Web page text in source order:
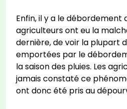
Enfin, il y a le débordement
agriculteurs ont eu la
dernière, de voir la plupart
emportées par le
la saison des pluies. Les
jamais constaté ce
ont donc été pris au